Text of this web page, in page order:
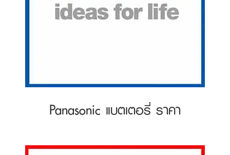
Panasonic แบตเตอรี่ ราคา